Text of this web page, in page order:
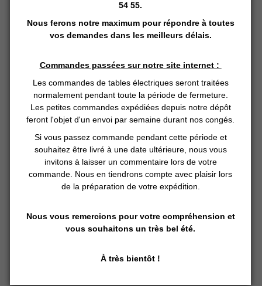
médecine douce qui aide à apaiser les tensions. Il s'agit
d'un massage principalement effectué sur la voûte
ancestrales, chaque zone réflexe de la plante des pieds
particulier (voir schéma en bas de page).
réflexes de la voûte plantaire
croixs'utilise sur tout le corps (plante des pieds,
intérieur des mains, muscles)
Laroulettefournie avec le kit complet s'utilise
principalement pour détendre les muscles du visage
54 55.
Nous ferons notre maximum pour répondre à toutes
vos demandes dans les meilleurs délais.
Commandes passées sur notre site internet :
Les commandes de tables électriques seront traitées
normalement pendant toute la période de fermeture.
Les petites commandes expédiées depuis notre dépôt
feront l'objet d'un envoi par semaine durant nos congés.
Si vous passez commande pendant cette période et
souhaitez être livré à une date ultérieure, nous vous
invitons à laisser un commentaire lors de votre
commande. Nous en tiendrons compte avec plaisir lors
de la préparation de votre expédition.
Nous vous remercions pour votre compréhension et
vous souhaitons un très bel été.
À très bientôt !